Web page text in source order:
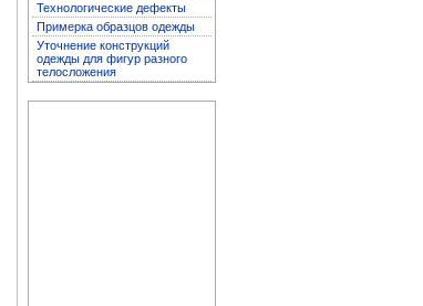
Архив журнала
"Здоровье"
Технологические дефекты
Примерка образцов одежды
Уточнение конструкций
одежды для фигур разного
телосложения